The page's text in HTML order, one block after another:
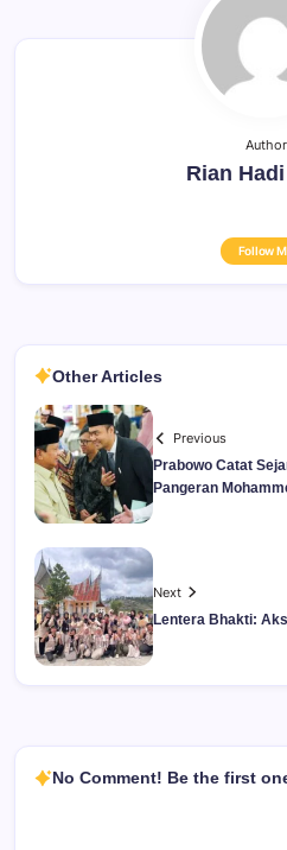
Author
Rian
Follow
Other Articles
Previous
Prabowo Catat
Pangeran
Next
Lentera Bhakti:
No Comment! Be the first